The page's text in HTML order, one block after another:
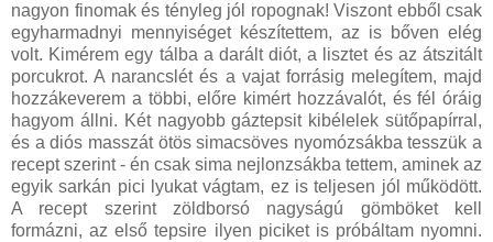
nagyon finomak és tényleg jól ropognak! Viszont ebből csak
egyharmadnyi mennyiséget készítettem, az is bőven elég
volt. Kimérem egy tálba a darált diót, a lisztet és az átszitált
porcukrot. A narancslét és a vajat forrásig melegítem, majd
hozzákeverem a többi, előre kimért hozzávalót, és fél óráig
hagyom állni. Két nagyobb gáztepsit kibélelek sütőpapírral,
és a diós masszát ötös simacsöves nyomózsákba tesszük a
recept szerint - én csak sima nejlonzsákba tettem, aminek az
egyik sarkán pici lyukat vágtam, ez is teljesen jól működött.
A recept szerint zöldborsó nagyságú gömböket kell
formázni, az első tepsire ilyen piciket is próbáltam nyomni.